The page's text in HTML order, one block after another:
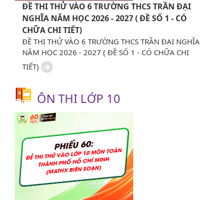
ĐỀ THI THỬ VÀO 6 TRƯỜNG THCS TRẦN ĐẠI
NGHĨA NĂM HỌC 2026 - 2027 ( ĐỀ SỐ 1 - CÓ
CHỮA CHI TIẾT)
ĐỀ THI THỬ VÀO 6 TRƯỜNG THCS TRẦN ĐẠI NGHĨA
NĂM HỌC 2026 - 2027 ( ĐỀ SỐ 1 - CÓ CHỮA CHI
TIẾT)
ÔN THI LỚP 10